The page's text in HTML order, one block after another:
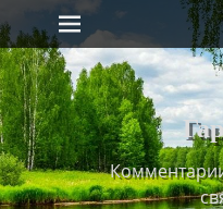
Skip
to
content
Primary Menu